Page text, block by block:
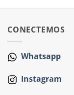
CONECTEMOS
Whatsapp
Instagram